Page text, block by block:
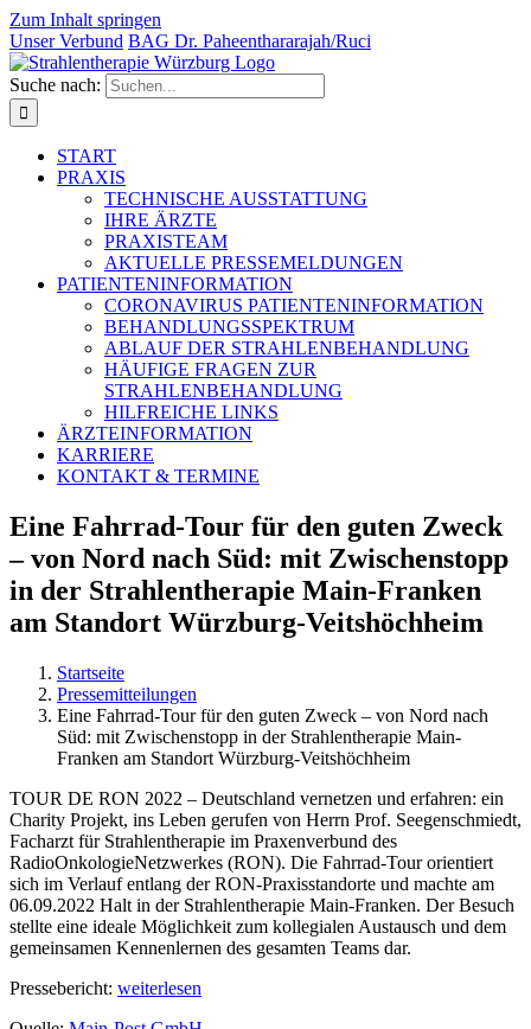
Zum Inhalt springen
Unser Verbund BAG Dr. Paheentha­rarajah/Ruci
Suche nach:
START
PRAXIS
TECHNISCHE AUSSTATTUNG
IHRE ÄRZTE
PRAXISTEAM
AKTUELLE PRESSEMELDUNGEN
PATIENTENINFORMATION
CORONAVIRUS PATIENTENINFORMATION
BEHANDLUNGSSPEKTRUM
ABLAUF DER STRAHLENBEHANDLUNG
HÄUFIGE FRAGEN ZUR
STRAHLENBEHANDLUNG
HILFREICHE LINKS
ÄRZTEINFORMATION
KARRIERE
KONTAKT & TERMINE
Eine Fahrrad-Tour für den guten Zweck
– von Nord nach Süd: mit Zwischenstopp
in der Strahlentherapie Main-Franken
am Standort Würzburg-Veitshöchheim
Startseite
Pressemitteilungen
Eine Fahrrad-Tour für den guten Zweck – von Nord nach
Süd: mit Zwischenstopp in der Strahlentherapie Main-
Franken am Standort Würzburg-Veitshöchheim
TOUR DE RON 2022 – Deutschland vernetzen und erfahren: ein
Charity Projekt, ins Leben gerufen von Herrn Prof. Seegenschmiedt,
Facharzt für Strahlentherapie im Praxenverbund des
RadioOnkologieNetzwerkes (RON). Die Fahrrad-Tour orientiert
sich im Verlauf entlang der RON-Praxisstandorte und machte am
06.09.2022 Halt in der Strahlentherapie Main-Franken. Der Besuch
stellte eine ideale Möglichkeit zum kollegialen Austausch und dem
gemeinsamen Kennenlernen des gesamten Teams dar.
Pressebericht: weiterlesen